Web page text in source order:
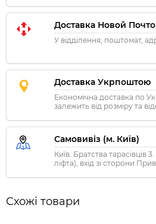
Доставка Новой
У відділення, поштомат,
Доставка Укрпоштою
Економічна доставка по
залежить від розміру та
Самовивіз (м. Київ)
Київ. Братства тарасівців
ліфта), вхід зі сторони
Схожі товари